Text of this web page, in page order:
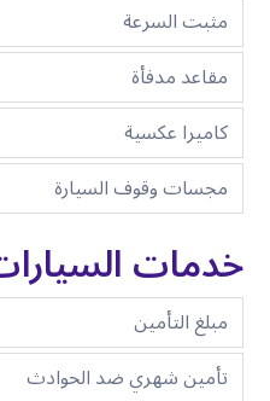
مثبت السرعة
مقاعد مدفأة
كاميرا عكسية
مجسات وقوف السيارة
خدمات
مبلغ التأمين
تأمين شهري ضد الحوادث